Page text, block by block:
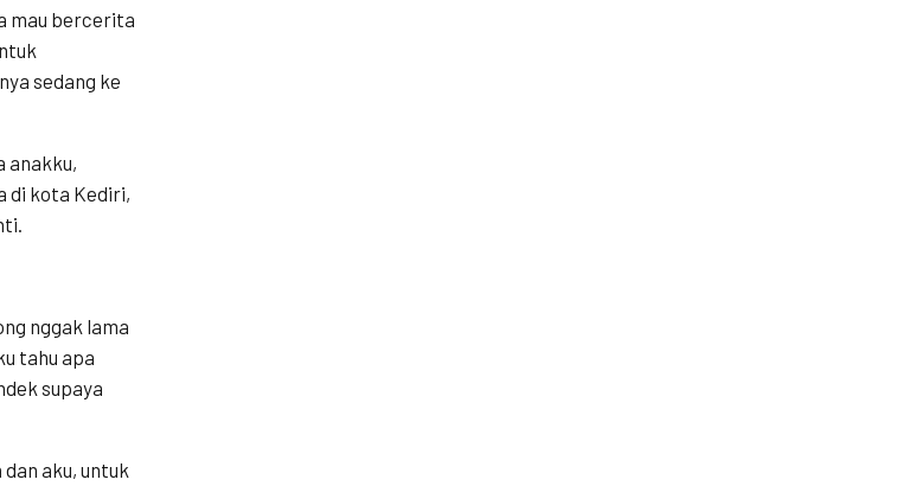
mau bercerita
sedang ke
anakku,
di kota Kediri,
nggak lama
tahu apa
supaya
aku, untuk